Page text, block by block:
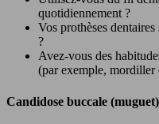
quotidiennement ?
Vos prothèses
?
Avez-vous des
(par exemple, mordiller
Candidose buccale (muguet)